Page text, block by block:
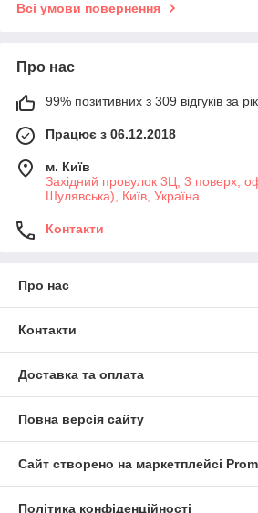
Всі умови повернення
Про нас
99% позитивних з 309 відгуків за рік
Працює з 06.12.2018
м. Київ
Західний провулок 3Ц, 3 поверх,
Шулявська), Київ, Україна
Контакти
Про нас
Контакти
Доставка та оплата
Повна версія сайту
Сайт створено на маркетплейсі
Політика конфіденційності